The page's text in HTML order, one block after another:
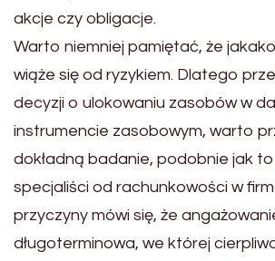
akcje czy obligacje.
Warto niemniej pamiętać, że
wiąże się od ryzykiem. Dlatego
decyzji o ulokowaniu zasobów w
instrumencie zasobowym, warto
dokładną badanie, podobnie jak
specjaliści od rachunkowości w
przyczyny mówi się, że
długoterminowa, we której